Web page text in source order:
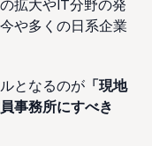
拡大やIT分野の発
や多くの日系企業
となるのが 「現地
事務所にすべき